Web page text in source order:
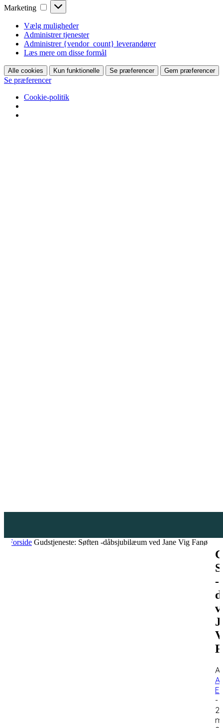
Marketing Marketing
Vælg muligheder
Administrer tjenester
Administrer {vendor_count} leverandører
Læs mere om disse formål
Alle cookies Kun funktionelle Se præferencer Gem præferencer
Se præferencer
Cookie-politik
Forside Gudstjeneste: Søften -dåbsjubilæum ved Jane Vig Fanø
-
Af
-